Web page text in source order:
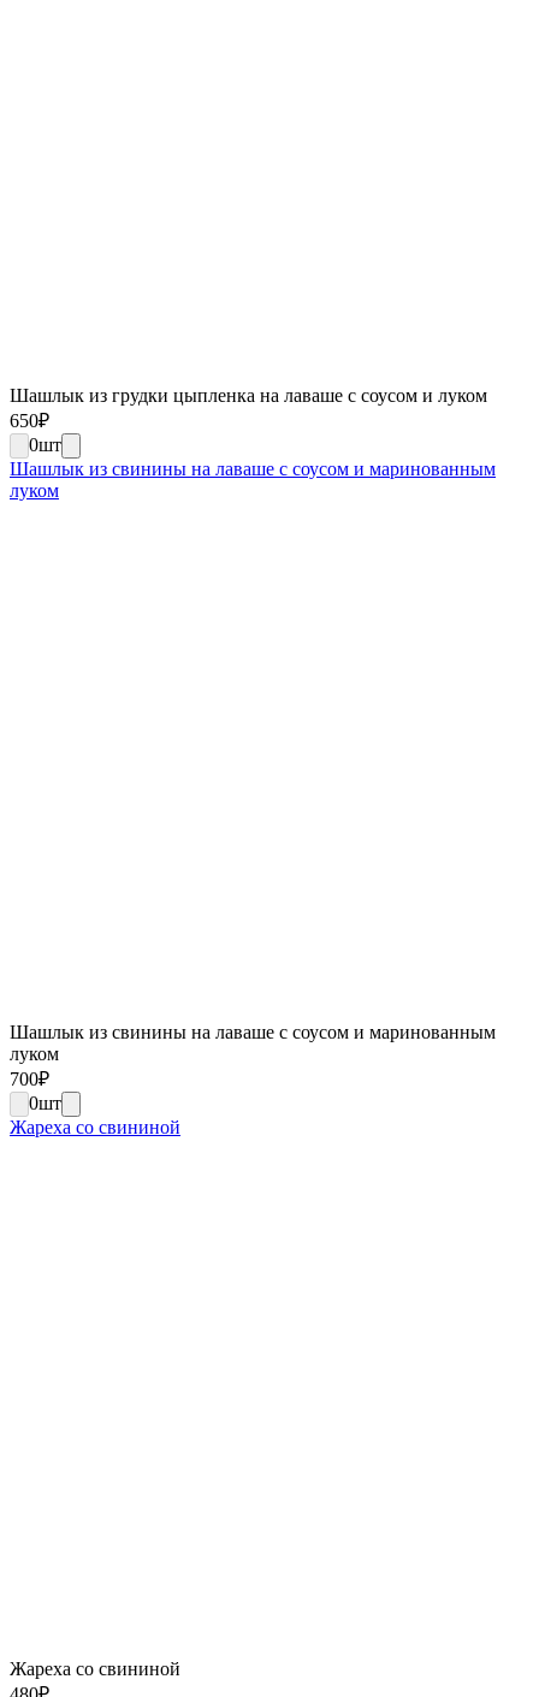
Шашлык из грудки цыпленка на лаваше с соусом и луком
650₽
0шт
Шашлык из свинины на лаваше с соусом и маринованным
луком
Шашлык из свинины на лаваше с соусом и маринованным
луком
700₽
0шт
Жареха со свининой
Жареха со свининой